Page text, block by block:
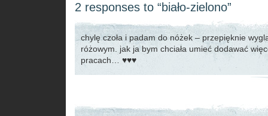
2 responses to “biało-zielono”
chylę czoła i padam do nóżek – przepięknie
różowym. jak ja bym chciała umieć dodawać
pracach… ♥♥♥